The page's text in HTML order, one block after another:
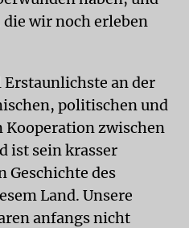
wir noch erleben
an der
politischen und
zwischen
ist sein krasser
Geschichte des
Land. Unsere
anfangs nicht